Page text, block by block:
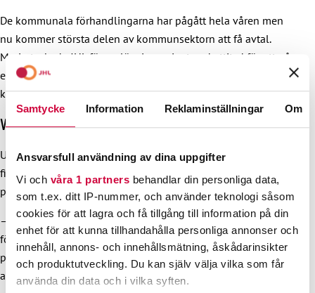
Samtycke Information Reklaminställningar Om
Ansvarsfull användning av dina uppgifter
Vi och våra 1 partners behandlar din personliga data,
som t.ex. ditt IP-nummer, och använder teknologi såsom
cookies för att lagra och få tillgång till information på din
enhet för att kunna tillhandahålla personliga annonser och
innehåll, annons- och innehållsmätning, åskådarinsikter
och produktutveckling. Du kan själv välja vilka som får
använda din data och i vilka syften.
De kommunala förhandlingarna har pågått hela våren men
nu kommer största delen av kommunsektorn att få avtal.
Marin tackade JHL för en lösningsorienterad attityd för att nå
en ett förhandlingsresultat som ger arbetsfred i
kommunsektorn.
Vi måste hålla fast vid välfärdsmodellen
Utöver avtalsförhandlingarna talade Marin om det
finländska samhällets styrkor, som har burit oss förbi
pandemiåren.
– En stark nordisk välfärdsstat ger en grundmurad känsla av
förtroende som syns i form av förtroende för myndigheter,
politiska beslutsfattare och den offentliga sektorns
arbetstagare.